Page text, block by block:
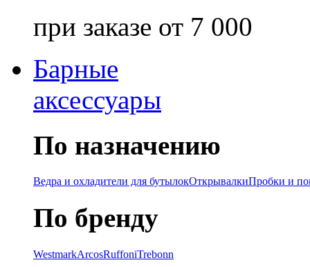
при заказе от 7 000
Барные
аксессуары
По назначению
Ведра и охладители для бутылокОткрывалкиПробки и
По бренду
WestmarkArcosRuffoniTrebonn